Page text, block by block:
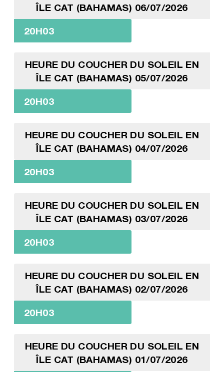
ÎLE CAT (BAHAMAS) 06/07/2026
20H03
HEURE DU COUCHER DU SOLEIL EN
ÎLE CAT (BAHAMAS) 05/07/2026
20H03
HEURE DU COUCHER DU SOLEIL EN
ÎLE CAT (BAHAMAS) 04/07/2026
20H03
HEURE DU COUCHER DU SOLEIL EN
ÎLE CAT (BAHAMAS) 03/07/2026
20H03
HEURE DU COUCHER DU SOLEIL EN
ÎLE CAT (BAHAMAS) 02/07/2026
20H03
HEURE DU COUCHER DU SOLEIL EN
ÎLE CAT (BAHAMAS) 01/07/2026